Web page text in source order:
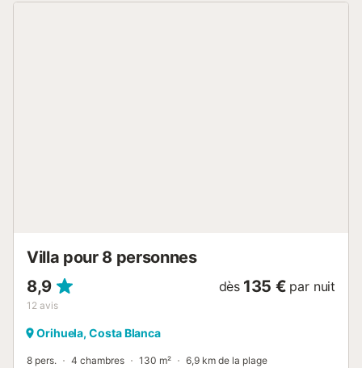
Villa pour 8 personnes
8,9
12 avis
dès 135 € par nuit
Orihuela, Costa Blanca
8 pers. 4 chambres 130 m² 6,9 km de la plage